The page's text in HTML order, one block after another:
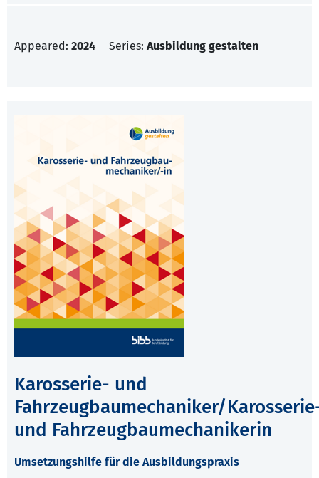
Appeared: 2024 Series: Ausbildung gestalten
Karosserie- und
Fahrzeugbaumechaniker/
und Fahrzeugbaumechanikerin
Umsetzungshilfe für die Ausbildungspraxis